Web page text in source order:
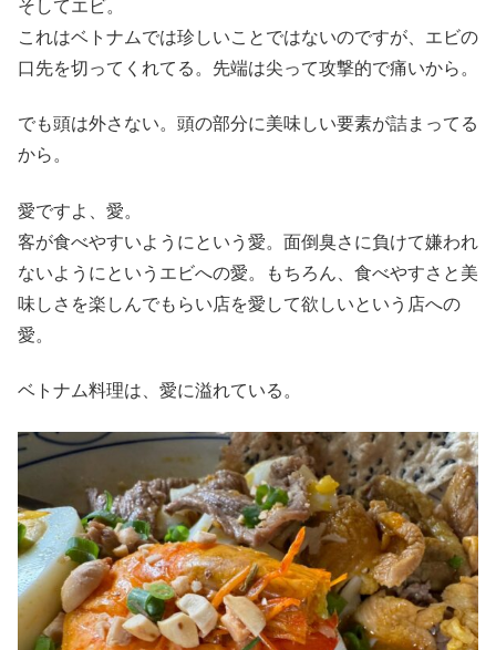
そしてエビ。
これはベトナムでは珍しいことではないのですが、エビの
口先を切ってくれてる。先端は尖って攻撃的で痛いから。
でも頭は外さない。頭の部分に美味しい要素が詰まってる
から。
愛ですよ、愛。
客が食べやすいようにという愛。面倒臭さに負けて嫌われ
ないようにというエビへの愛。もちろん、食べやすさと美
味しさを楽しんでもらい店を愛して欲しいという店への
愛。
ベトナム料理は、愛に溢れている。